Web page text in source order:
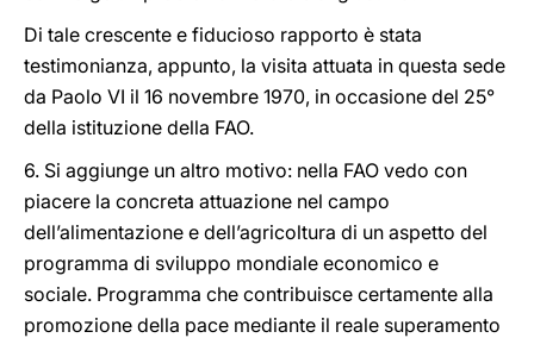
Di tale crescente e fiducioso rapporto è stata
testimonianza, appunto, la visita attuata in questa sede
da Paolo VI il 16 novembre 1970, in occasione del 25°
della istituzione della FAO.
6. Si aggiunge un altro motivo: nella FAO vedo con
piacere la concreta attuazione nel campo
dell’alimentazione e dell’agricoltura di un aspetto del
programma di sviluppo mondiale economico e
sociale. Programma che contribuisce certamente alla
promozione della pace mediante il reale superamento